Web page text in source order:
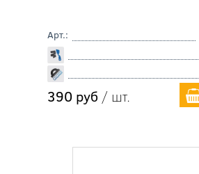
Арт.:
390 руб / шт.